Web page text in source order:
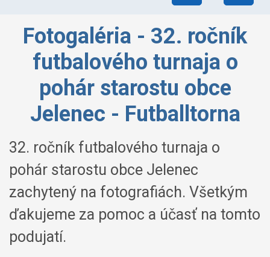
Fotogaléria - 32. ročník
futbalového turnaja o
pohár starostu obce
Jelenec - Futballtorna
32. ročník futbalového turnaja o
pohár starostu obce Jelenec
zachytený na fotografiách. Všetkým
ďakujeme za pomoc a účasť na tomto
podujatí.